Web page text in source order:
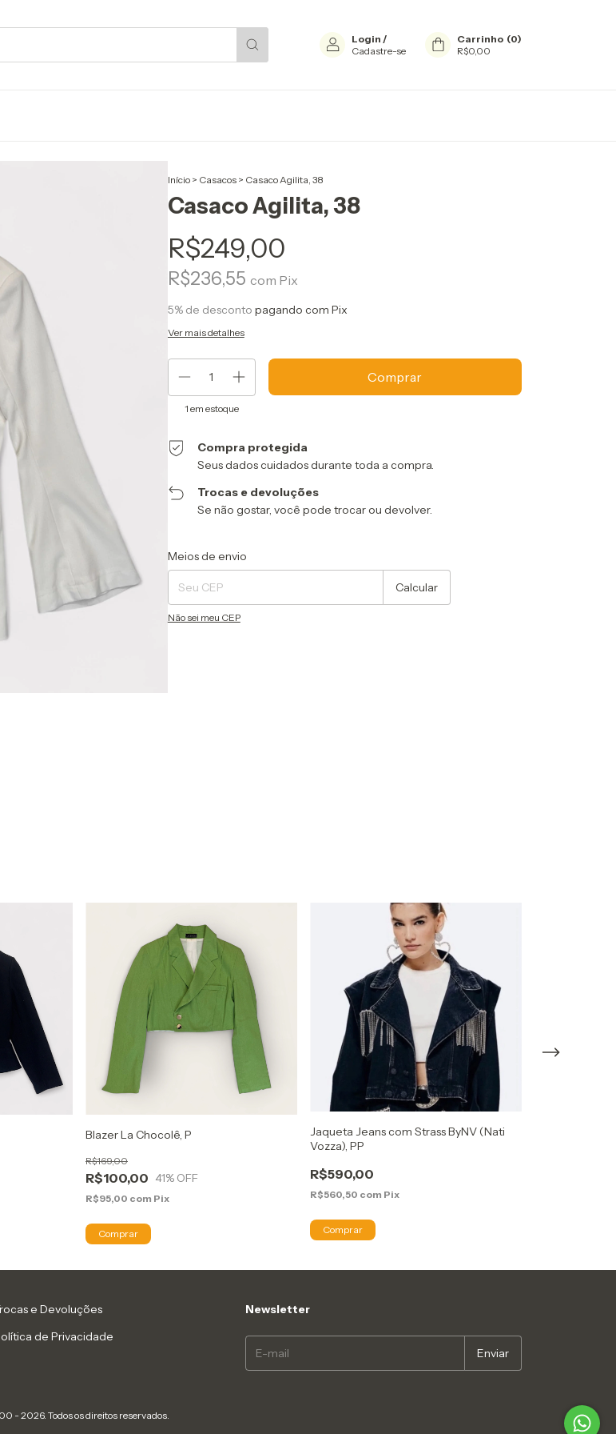
Login /
Cadastre-se
Carrinho (0)
R$0,00
Início > Casacos > Casaco Agilita, 38
Casaco Agilita, 38
R$249,00
R$236,55 com Pix
5% de desconto pagando com Pix
Ver mais detalhes
1 em estoque
Compra protegida
Seus dados cuidados durante toda a compra.
Trocas e devoluções
Se não gostar, você pode trocar ou devolver.
Entregas para o CEP:
Meios de envio
Calcular
Não sei meu CEP
Blazer La Chocolê, P
R$100,00
R$169,00
41% OFF
R$95,00 com Pix
Jaqueta Jeans com Strass ByNV (Nati
Vozza), PP
R$590,00
R$560,50 com Pix
e Devoluções
de Privacidade
Newsletter
- 2026. Todos os direitos reservados.